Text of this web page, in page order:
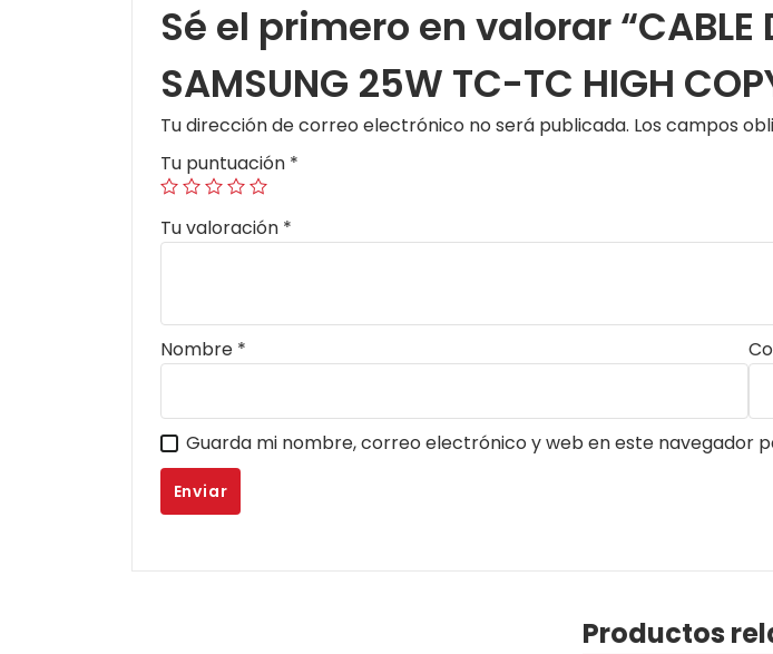
Sé el primero en valorar “CABLE
SAMSUNG 25W TC-TC HIGH
Tu dirección de correo electrónico no será publicada. Los campos
Tu puntuación *
Tu valoración *
Nombre *
Guarda mi nombre, correo electrónico y web en este navegador
Productos